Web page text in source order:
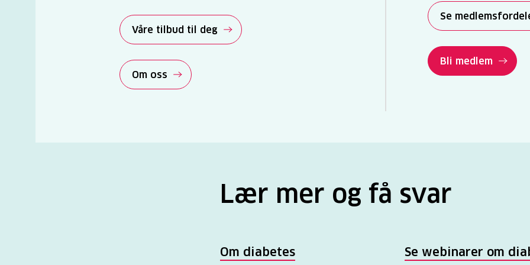
Våre tilbud til deg
Om oss
Se
Bli medlem
Lær mer og få svar
Om diabetes Se webinarer om